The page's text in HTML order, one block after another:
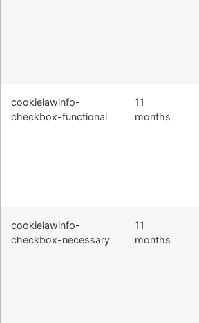
cookielawinfo-
checkbox-functional
11
months
cookielawinfo-
checkbox-necessary
11
months